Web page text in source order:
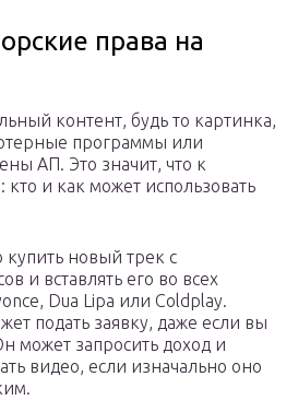
права на
контент, будь то картинка,
программы или
АП. Это значит, что к
кто и как может использовать
купить новый трек с
и вставлять его во всех
Dua Lipa или Coldplay.
подать заявку, даже если вы
может запросить доход и
видео, если изначально оно